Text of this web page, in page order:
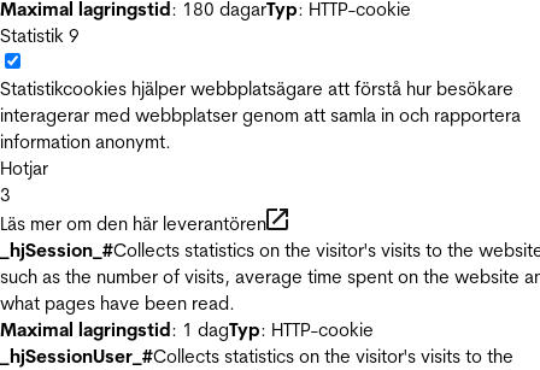
Maximal lagringstid: 180 dagarTyp: HTTP-cookie
Statistik 9
Statistikcookies hjälper webbplatsägare att förstå hur besökare
interagerar med webbplatser genom att samla in och rapportera
information anonymt.
Hotjar
3
Läs mer om den här leverantören
_hjSession_#Collects statistics on the visitor's visits to the
such as the number of visits, average time spent on the website
what pages have been read.
Maximal lagringstid: 1 dagTyp: HTTP-cookie
_hjSessionUser_#Collects statistics on the visitor's visits to the